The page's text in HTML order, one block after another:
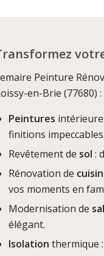
Peinture
en-Brie (77680) :
Peintures
finitions impeccables.
Revêtement de sol :
Rénovation de
vos moments en
Modernisation de
élégant.
Isolation thermique